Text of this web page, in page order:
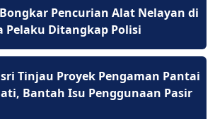
Pencurian Alat Nelayan di
Pelaku Ditangkap Polisi
Tinjau Proyek Pengaman Pantai
Bantah Isu Penggunaan Pasir